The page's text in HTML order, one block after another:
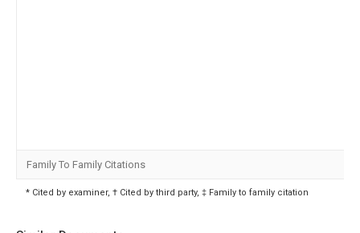
Family To Family Citations
* Cited by examiner, † Cited by third party, ‡ Family to family citation